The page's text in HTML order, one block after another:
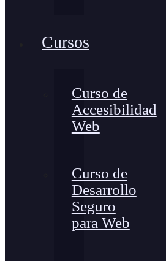
Cursos
Curso de
Accesibilidad
Web
Curso de
Desarrollo
Seguro
para Web